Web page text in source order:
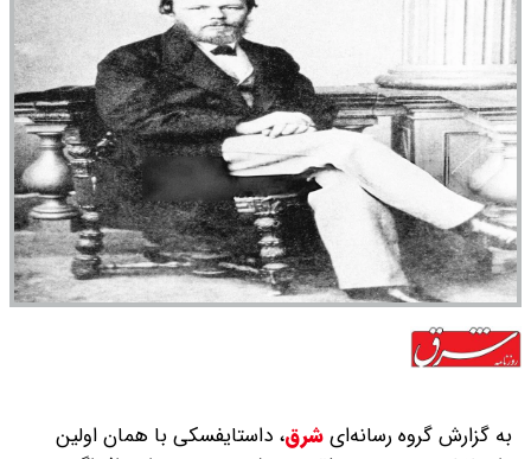
به گزارش گروه رسانه‌ایشرق، داستایفسکی با همان اولین